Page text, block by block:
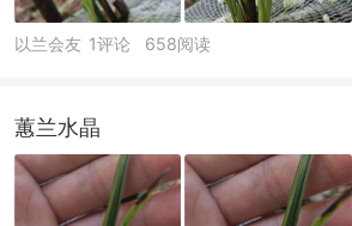
以兰会友 1评论 658阅读
蕙兰水晶